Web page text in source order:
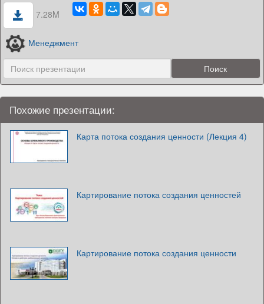
7.28M
Менеджмент
Похожие презентации:
Карта потока создания ценности (Лекция 4)
Картирование потока создания ценностей
Картирование потока создания ценности